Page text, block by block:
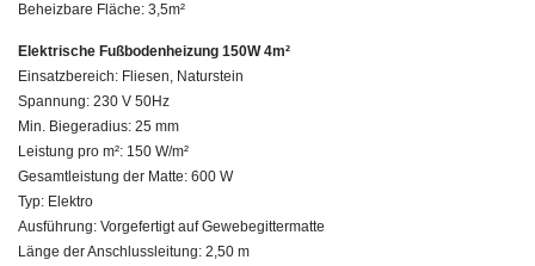
Beheizbare Fläche: 3,5m²
Elektrische Fußbodenheizung 150W 4m²
Einsatzbereich: Fliesen, Naturstein
Spannung: 230 V 50Hz
Min. Biegeradius: 25 mm
Leistung pro m²: 150 W/m²
Gesamtleistung der Matte: 600 W
Typ: Elektro
Ausführung: Vorgefertigt auf Gewebegittermatte
Länge der Anschlussleitung: 2,50 m